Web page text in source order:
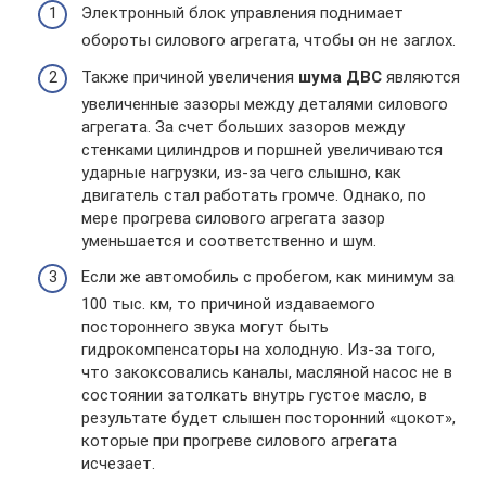
Электронный блок управления поднимает
обороты силового агрегата, чтобы он не заглох.
Также причиной увеличения шума ДВС являются
увеличенные зазоры между деталями силового
агрегата. За счет больших зазоров между
стенками цилиндров и поршней увеличиваются
ударные нагрузки, из-за чего слышно, как
двигатель стал работать громче. Однако, по
мере прогрева силового агрегата зазор
уменьшается и соответственно и шум.
Если же автомобиль с пробегом, как минимум за
100 тыс. км, то причиной издаваемого
постороннего звука могут быть
гидрокомпенсаторы на холодную. Из-за того,
что закоксовались каналы, масляной насос не в
состоянии затолкать внутрь густое масло, в
результате будет слышен посторонний «цокот»,
которые при прогреве силового агрегата
исчезает.